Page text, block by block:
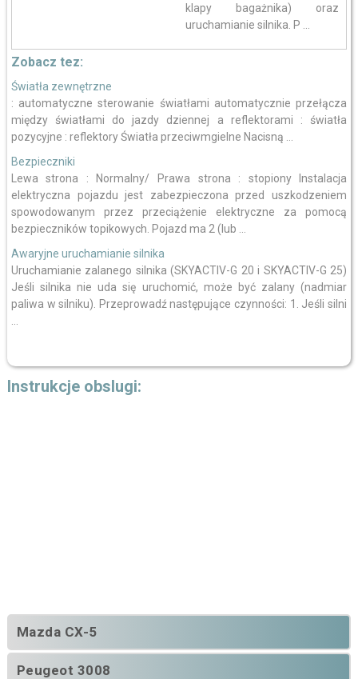
klapy bagażnika) oraz
uruchamianie silnika. P ...
Zobacz tez:
Światła zewnętrzne
: automatyczne sterowanie światłami automatycznie przełącza
między światłami do jazdy dziennej a reflektorami : światła
pozycyjne : reflektory Światła przeciwmgielne Nacisną ...
Bezpieczniki
Lewa strona : Normalny/ Prawa strona : stopiony Instalacja
elektryczna pojazdu jest zabezpieczona przed uszkodzeniem
spowodowanym przez przeciążenie elektryczne za pomocą
bezpieczników topikowych. Pojazd ma 2 (lub ...
Awaryjne uruchamianie silnika
Uruchamianie zalanego silnika (SKYACTIV-G 20 i SKYACTIV-G 25)
Jeśli silnika nie uda się uruchomić, może być zalany (nadmiar
paliwa w silniku). Przeprowadź następujące czynności: 1. Jeśli silni
Instrukcje obslugi:
Mazda CX-5
Peugeot 3008